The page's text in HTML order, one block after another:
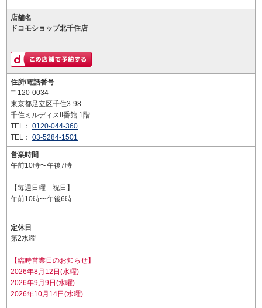
店舗名
ドコモショップ北千住店
住所/電話番号
〒120-0034
東京都足立区千住3-98
千住ミルディスII番館 1階
TEL： 0120-044-360
TEL： 03-5284-1501
営業時間
午前10時〜午後7時
【毎週日曜 祝日】
午前10時〜午後6時
定休日
第2水曜
【臨時営業日のお知らせ】
2026年8月12日(水曜)
2026年9月9日(水曜)
2026年10月14日(水曜)